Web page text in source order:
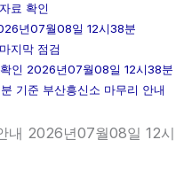
료 확인
년07월08일 12시38분
지막 점검
인 2026년07월08일 12시38분
기준 부산흥신소 마무리 안내
내 2026년07월08일 12시